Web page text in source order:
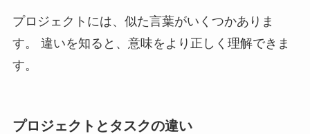
プロジェクトには、似た言葉がいくつかありま
す。 違いを知ると、意味をより正しく理解できま
す。
プロジェクトとタスクの違い